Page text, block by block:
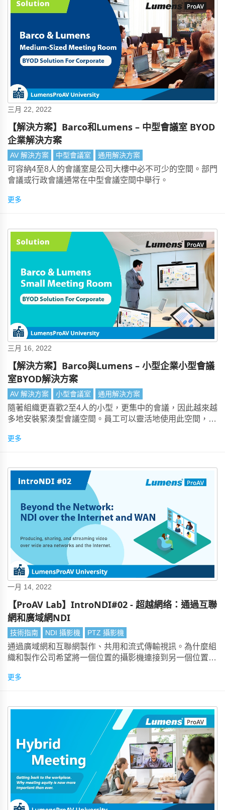
三月 22, 2022
【解決方案】Barco和Lumens – 中型會議室 BYOD
企業解決方案
AV 解決方案 中型會議室 通用解決方案
可容納4至8人的會議室是公司大樓中必不可少的空間。部門
會議或行政會議通常在中型會議空間中舉行。
更多
三月 16, 2022
【解決方案】Barco與Lumens – 小型企業小型會議
室BYOD解決方案
AV 解決方案 小型會議室 通用解決方案
隨著組織更喜歡2至4人的小型，更集中的會議，因此越來越
多地安裝緊湊型會議空間。員工可以靈活地使用此空間，無
更多
一月 14, 2022
【ProAV Lab】IntroNDI#02 - 超越網络：通過互聯
網和廣域網NDI
技術指南 NDI 攝影機 PTZ 攝影機
通過廣域網和互聯網製作、共用和流式傳輸視訊。為什麼組
織和製作公司希望將一個位置的攝影機連接到另一個位置的
點。
更多